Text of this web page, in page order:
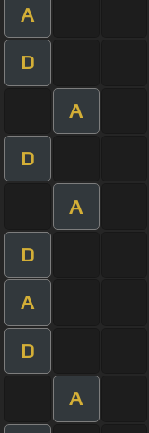
A
D
A
D
A
D
A
D
A